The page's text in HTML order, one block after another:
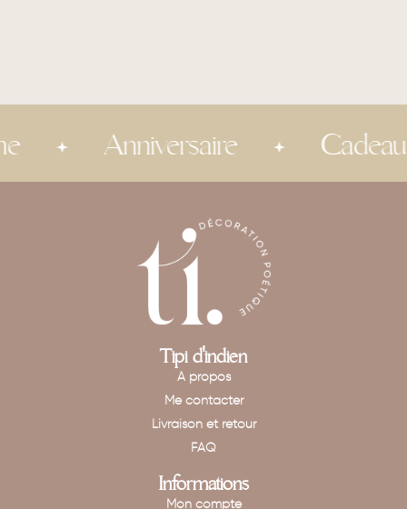
Anniversaire Cadeau
Tipi d'indien
A propos
Me contacter
Livraison et retour
FAQ
Informations
Mon compte